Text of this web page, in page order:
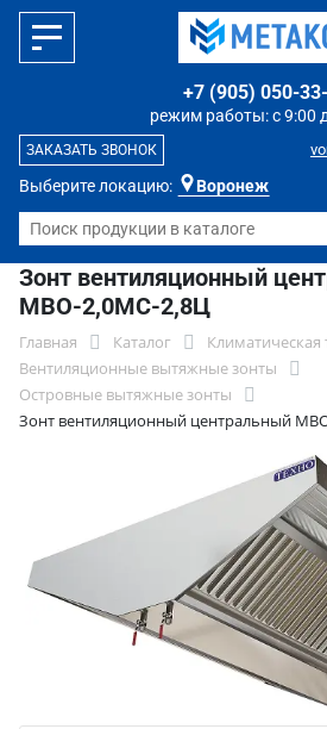
Выберите локацию: Воронеж
режим работы: с 9:00
+7 (905) 050-
ЗАКАЗАТЬ ЗВОНОК
Зонт вентиляционный
МВО-2,0МС-2,8Ц
Главная Каталог
Климатическая
Вентиляционные вытяжные зонты
Островные вытяжные зонты
Зонт вентиляционный центральный